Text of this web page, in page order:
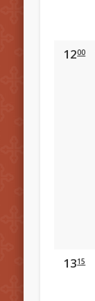
1200
1315